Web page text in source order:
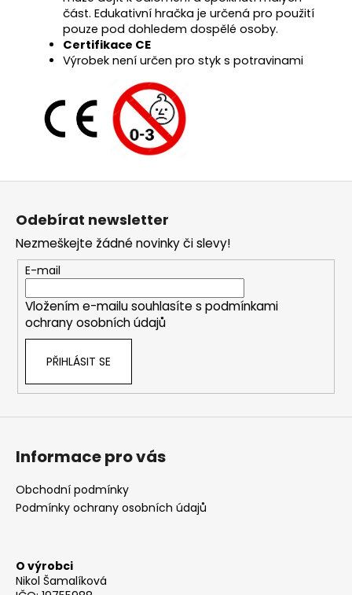
část. Edukativní hračka je určená pro použití
pouze pod dohledem dospělé osoby.
Certifikace CE
Výrobek není určen pro styk s potravinami
Z
Odebírat newsletter
Nezmeškejte žádné novinky či slevy!
E-mail
Vložením e-mailu souhlasíte s podmínkami
ochrany osobních údajů
PŘIHLÁSIT SE
Informace pro vás
Obchodní podmínky
Podmínky ochrany osobních údajů
O výrobci
Nikol Šamalíková